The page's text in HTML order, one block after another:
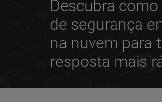
Descubra
de segurança
na nuvem para
resposta mais